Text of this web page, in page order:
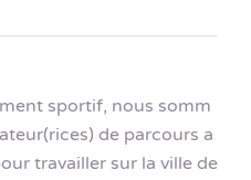
sportif, nous somm
de parcours a
travailler sur la ville de